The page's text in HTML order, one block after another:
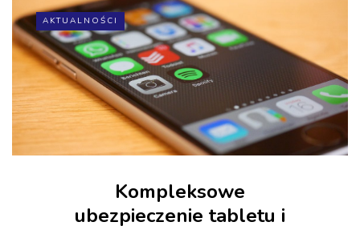
AKTUALNOŚCI
Kompleksowe
ubezpieczenie tabletu i